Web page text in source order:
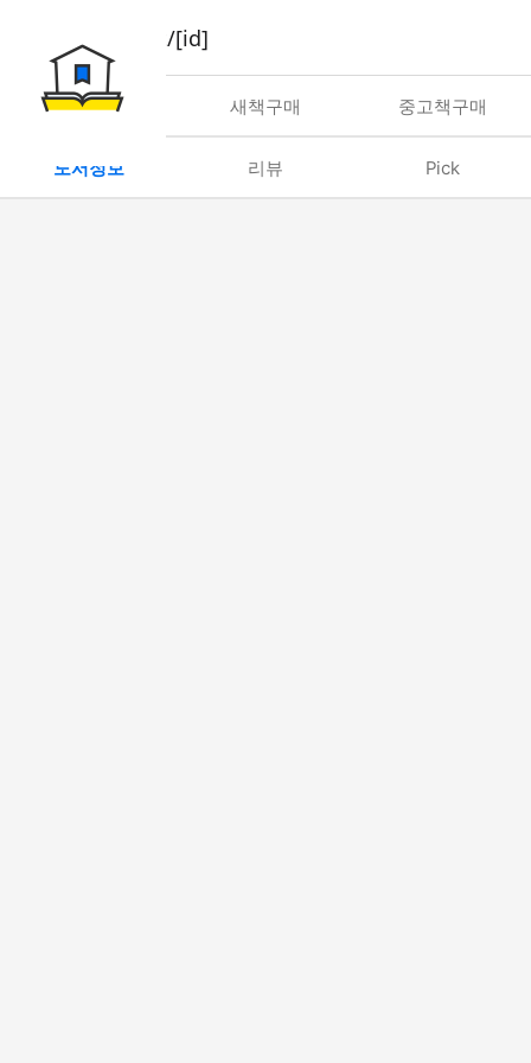
book/rent/[id]
대여 새책구매 중고책구매
도서정보 리뷰 Pick